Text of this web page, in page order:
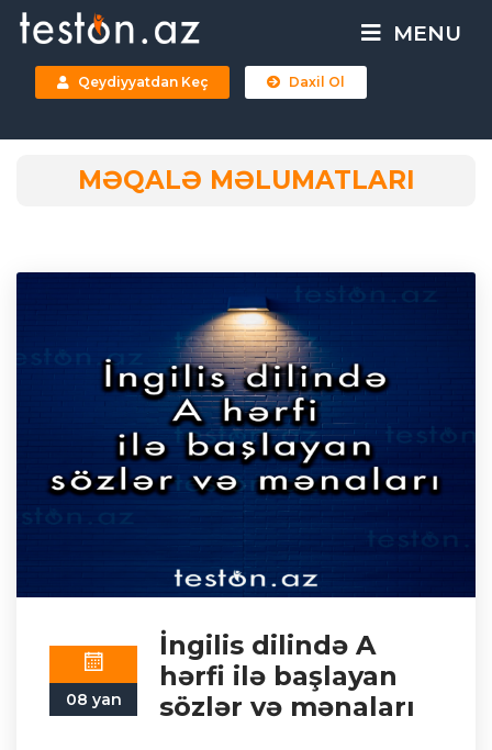
MENU
Qeydiyyatdan Keç Daxil Ol
MƏQALƏ MƏLUMATLARI
08 yan
İngilis dilində A
hərfi ilə başlayan
sözlər və mənaları